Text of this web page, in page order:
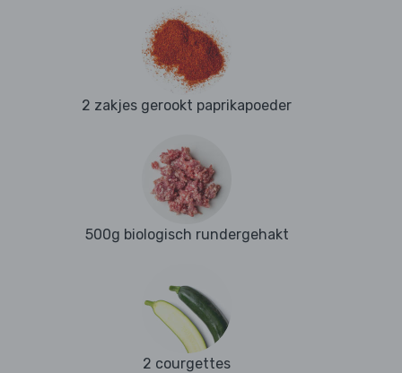
2 zakjes gerookt paprikapoeder
500g biologisch rundergehakt
2 courgettes